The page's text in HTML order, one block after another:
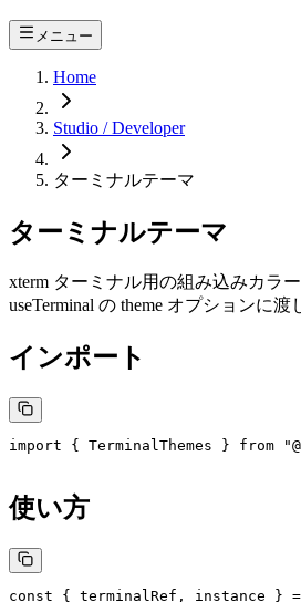
メニュー
Home
Studio / Developer
ターミナルテーマ
ターミナルテーマ
xterm ターミナル用の組み込みカラー
useTerminal の theme オプションに渡
インポート
import { TerminalThemes } from
使い方
const { terminalRef , instance } =